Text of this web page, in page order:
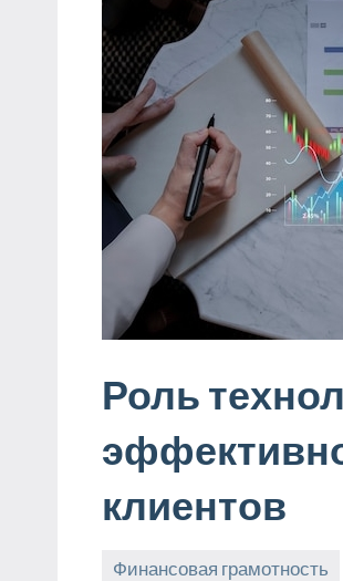
Роль
клиентов
Финансовая грамотность